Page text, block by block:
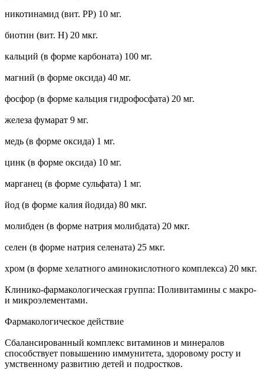
никотинамид (вит. PP) 10 мг.
биотин (вит. Н) 20 мкг.
кальций (в форме карбоната) 100 мг.
магний (в форме оксида) 40 мг.
фосфор (в форме кальция гидрофосфата) 20 мг.
железа фумарат 9 мг.
медь (в форме оксида) 1 мг.
цинк (в форме оксида) 10 мг.
марганец (в форме сульфата) 1 мг.
йод (в форме калия йодида) 80 мкг.
молибден (в форме натрия молибдата) 20 мкг.
селен (в форме натрия селената) 25 мкг.
хром (в форме хелатного аминокислотного комплекса) 20 мкг.
Клинико-фармакологическая группа: Поливитамины с макро-
и микроэлементами.
Фармакологическое действие
Сбалансированный комплекс витаминов и минералов
способствует повышению иммунитета, здоровому росту и
умственному развитию детей и подростков.